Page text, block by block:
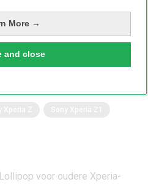
More →
and close